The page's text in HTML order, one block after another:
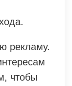
рекламу.
чтобы